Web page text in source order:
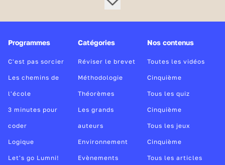
Programmes
C'est pas sorcier
Les chemins de
l'école
3 minutes pour
coder
Logique
Let's go Lumni!
Catégories
Réviser le brevet
Méthodologie
Théorèmes
Les grands
auteurs
Environnement
Evènements
Nos contenus
Toutes les vidéos
Cinquième
Tous les quiz
Cinquième
Tous les jeux
Cinquième
Tous les articles